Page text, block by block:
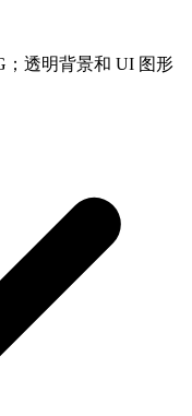
；透明背景和 UI 图形